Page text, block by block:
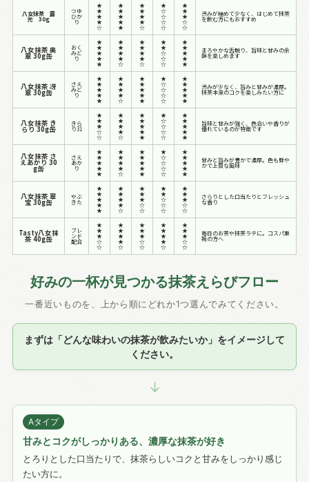
八女抹茶 露
光 30g
つゆ
ひか
り
★
★
★
★
☆
★
★
★
★
★
★
★
★
★
☆
★
☆
☆
☆
☆
★
★
★
☆
☆
渋みが極めて少なく、はじめて抹茶
を飲む方にもおすすめ
八女抹茶 奥
翠 30g缶
おく
みど
り
★
★
★
★
★
★
★
★
★
☆
★
★
★
★
☆
★
★
☆
☆
☆
★
★
★
★
★
まろやかな舌触り、旨味と甘みの余
韻を楽しめます
八女抹茶 冴
翠 30g缶
さえ
みど
り
★
★
★
★
★
★
★
★
★
☆
★
★
★
★
★
★
☆
☆
☆
☆
★
★
★
★
★
渋みが少なく、旨みと甘みが濃厚。
抹茶本来のコクを楽しみたい方に
八女抹茶 き
らり 30g缶
きら
り31
★
★
★
☆
☆
★
★
★
★
☆
★
★
★
★
★
★
☆
☆
☆
☆
★
★
★
★
★
旨味と甘みが強く、色合いや香りが
優れているのが特徴です
八女抹茶 さ
えあかり 30
g缶
さえ
あか
り
★
★
★
★
★
★
★
★
★
☆
★
★
★
★
★
★
☆
☆
☆
☆
★
★
★
★
★
甘みと旨みが豊かで濃厚。色も鮮や
かで上質な風味
八女抹茶 翠
宝 30g缶
やぶ
きた
★
★
★
★
★
★
★
★
★
☆
★
★
★
☆
☆
★
★
☆
☆
☆
★
★
★
☆
☆
さらりとした口当たりとフレッシュ
な香り
Tasty八女抹
茶 40g缶
ブレ
ンド
配合
★
★
★
☆
☆
★
★
★
★
☆
★
★
★
☆
☆
★
★
★
★
☆
★
★
★
☆
☆
毎日のお茶や抹茶ラテに。コスパ重
視の方へ
好みの一杯が見つかる抹茶えらびフロー
一番近いものを、上から順にどれか1つ選んでみてください。
まずは「どんな味わいの抹茶が飲みたいか」をイメージして
ください。
↓
Aタイプ
甘みとコクがしっかりある、濃厚な抹茶が好き
とろりとした口当たりで、抹茶らしいコクと甘みをしっかり感じ
たい方に。